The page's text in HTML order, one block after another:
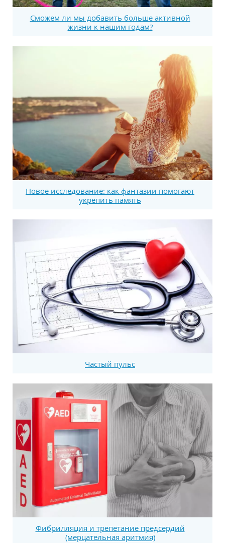
Сможем ли мы добавить больше активной
жизни к нашим годам?
Новое исследование: как фантазии помогают
укрепить память
Частый пульс
Фибрилляция и трепетание предсердий
(мерцательная аритмия)